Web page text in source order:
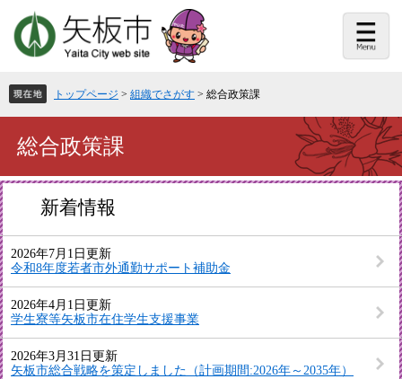
頭
で
す。
飛
ば
し
へ
トップページ > 組織でさがす > 総合政策課
総合政策課
新着情報
2026年7月1日更新
令和8年度若者市外通勤サポート補助金
2026年4月1日更新
学生寮等矢板市在住学生支援事業
2026年3月31日更新
矢板市総合戦略を策定しました（計画期間:2026年～2035年）